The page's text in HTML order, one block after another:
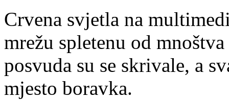
Crvena svjetla na
mrežu spletenu od
posvuda su se skrivale, a
mjesto boravka.